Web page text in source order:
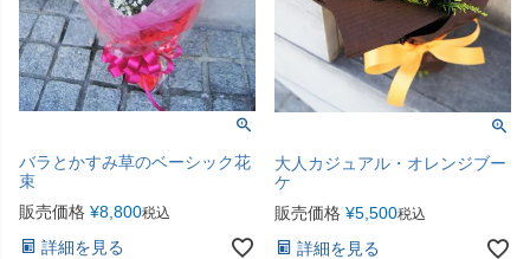
バラとかすみ草のベーシック花
束
販売価格 ¥8,800税込
詳細を見る
大人カジュアル・オレンジブー
ケ
販売価格 ¥5,500税込
詳細を見る